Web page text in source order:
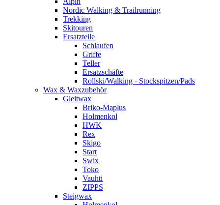
Nordic Walking & Trailrunning
Trekking
Skitouren
Ersatzteile
Schlaufen
Griffe
Teller
Ersatzschäfte
Rollski/Walking - Stockspitzen/Pads
Wax & Waxzubehör
Gleitwax
Briko-Maplus
Holmenkol
HWK
Rex
Skigo
Start
Swix
Toko
Vauhti
ZIPPS
Steigwax